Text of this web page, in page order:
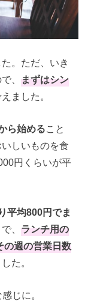
。ただ、いき
で、まずはシン
ました。
ら始めること
しいものを食
円くらいが平
平均800円でま
で、ランチ用の
の週の営業日数
た。
じに。